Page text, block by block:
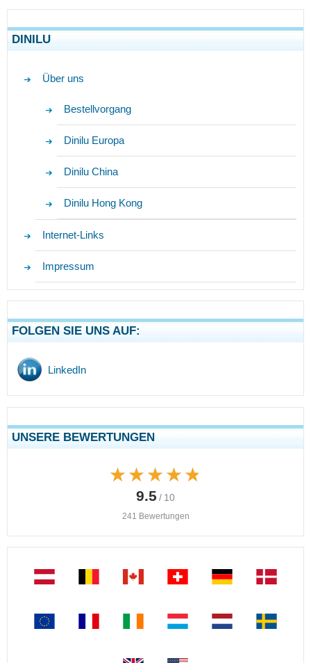
DINILU
Über uns
Bestellvorgang
Dinilu Europa
Dinilu China
Dinilu Hong Kong
Internet-Links
Impressum
FOLGEN SIE UNS AUF:
LinkedIn
UNSERE BEWERTUNGEN
★★★★★
★★★★★
9.5 / 10
241 Bewertungen